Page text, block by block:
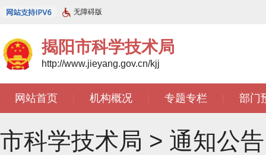
无障碍版
揭阳市科学技术局
http://www.jieyang.gov.cn/kjj
网站首页 机构概况 专题专栏 部门
市科学技术局 > 通知公告